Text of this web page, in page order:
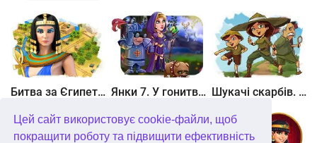
Цей сайт використовує cookie-файли, щоб
покращити роботу та підвищити ефективність
Битва за Єгипет. Місія Клеопатра Янки 7. У гонитві за чарівним оленем Шукачі скарбів. Камінь душі